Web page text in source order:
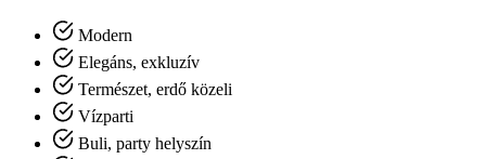
Modern
Elegáns, exkluzív
Természet, erdő közeli
Vízparti
Buli, party helyszín